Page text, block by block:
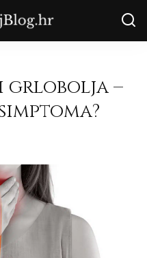
grlobolja –